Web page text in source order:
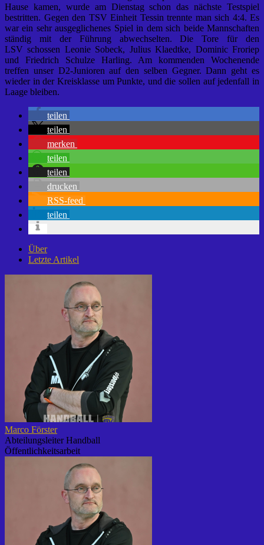
Hause kamen, wurde am Dienstag schon das nächste Testspiel
bestritten. Gegen den TSV Einheit Tessin trennte man sich 4:4. Es
war ein sehr ausgeglichenes Spiel in dem sich beide Mannschaften
ständig mit der Führung abwechselten. Die Tore für den
LSV schossen Leonie Sobeck, Julius Klaedtke, Dominic Froriep
und Friedrich Schulze Harling. Am kommenden Wochenende
treffen unser D2-Junioren auf den selben Gegner. Dann geht es
wieder in der Kreisklasse um Punkte, und die sollen auf jedenfall in
Laage bleiben.
teilen
teilen
merken
teilen
teilen
drucken
RSS-feed
teilen
Über
Letzte Artikel
Marco Förster
Abteilungsleiter Handball
Öffentlichkeitsarbeit